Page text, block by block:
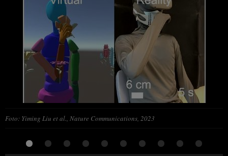
Foto: Yiming Liu et al., Nature Communications, 2023